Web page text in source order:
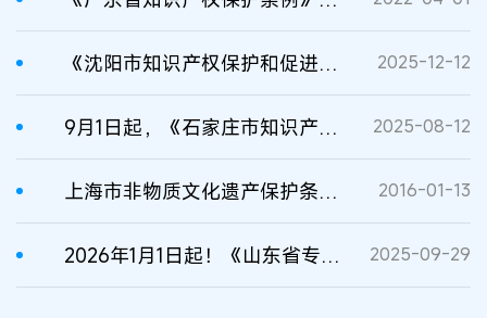
《沈阳市知识产权保护和促进条例》2026年1月1日起施行 2025-12-12
9月1日起，《石家庄市知识产权保护与促进条例》施行 2025-08-12
上海市非物质文化遗产保护条例5月1日起施行（条例全文） 2016-01-13
2026年1月1日起！《山东省专利条例》施行 2025-09-29